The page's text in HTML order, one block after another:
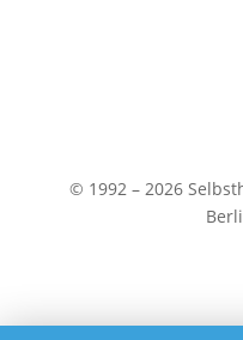
© 1992 – 2026